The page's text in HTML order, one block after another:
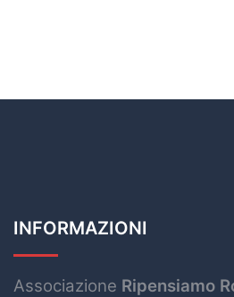
INFORMAZIONI
Associazione Ripensiamo